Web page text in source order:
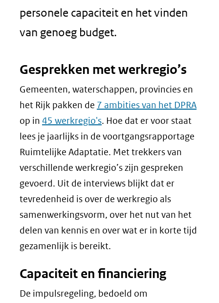
(verwijst
andere
website)
personele capaciteit en het vinden
van genoeg budget.
Gesprekken met werkregio’s
Gemeenten, waterschappen, provincies en
het Rijk pakken de 7 ambities van het DPRA
op in 45 werkregio's. Hoe dat er voor staat
lees je jaarlijks in de voortgangsrapportage
Ruimtelijke Adaptatie. Met trekkers van
verschillende werkregio’s zijn gespreken
gevoerd. Uit de interviews blijkt dat er
tevredenheid is over de werkregio als
samenwerkingsvorm, over het nut van het
delen van kennis en over wat er in korte tijd
gezamenlijk is bereikt.
Capaciteit en financiering
De impulsregeling, bedoeld om